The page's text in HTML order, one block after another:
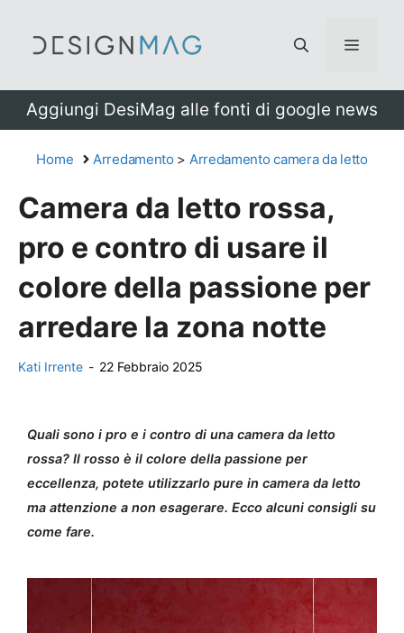
Menu
Aggiungi DesiMag alle fonti di google news
Home Arredamento > Arredamento camera da letto
Camera da letto rossa,
pro e contro di usare il
colore della passione per
arredare la zona notte
Kati Irrente - 22 Febbraio 2025
Quali sono i pro e i contro di una camera da letto
rossa? Il rosso è il colore della passione per
eccellenza, potete utilizzarlo pure in camera da letto
ma attenzione a non esagerare. Ecco alcuni consigli su
come fare.